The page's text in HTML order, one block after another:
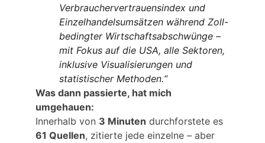
Verbrauchervertrauensindex und
Einzelhandelsumsätzen während Zoll-
bedingter Wirtschaftsabschwünge –
mit Fokus auf die USA, alle Sektoren,
inklusive Visualisierungen und
statistischer Methoden.“
Was dann passierte, hat mich
umgehauen:
Innerhalb von 3 Minuten durchforstete es
61 Quellen, zitierte jede einzelne – aber